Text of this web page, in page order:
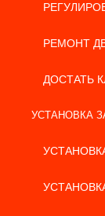
РЕМОНТ
ДОСТАТЬ
УСТАНОВКА